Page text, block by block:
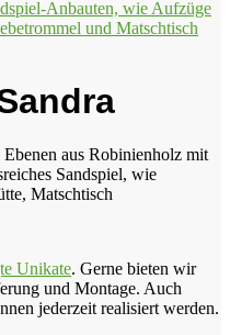
aus Robinienholz mit
Sandspiel, wie
Matschtisch
Unikate. Gerne bieten wir
und Montage. Auch
jederzeit realisiert werden.